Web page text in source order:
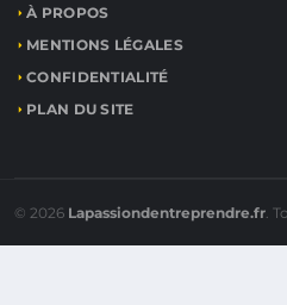
À PROPOS
MENTIONS LÉGALES
CONFIDENTIALITÉ
PLAN DU SITE
© 2026 Lapassiondentreprendre.fr.